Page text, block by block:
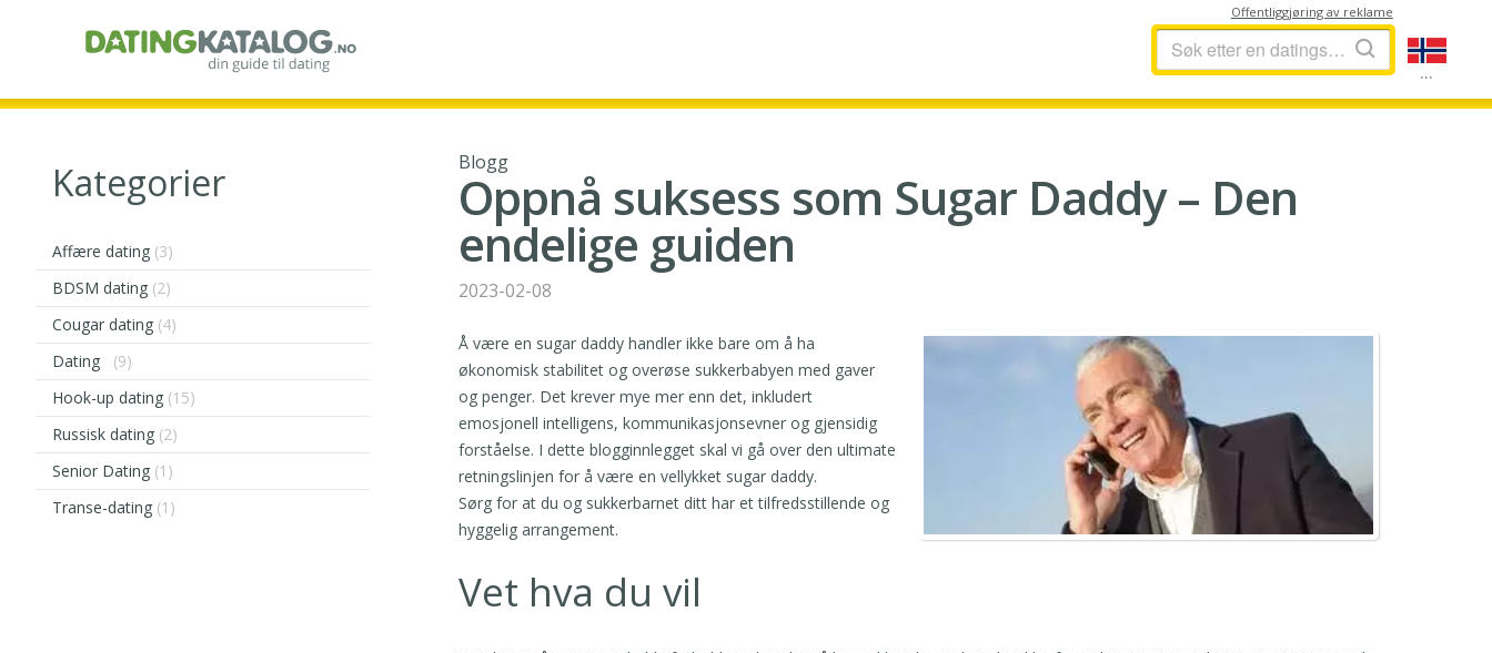
...
Offentliggjøring av reklame
Kategorier
Affære dating (3)
BDSM dating (2)
Cougar dating (4)
Dating
(9)
Hook-up dating (15)
Russisk dating (2)
Senior Dating (1)
Transe-dating (1)
Blogg
Oppnå suksess som Sugar Daddy – Den
endelige guiden
2023-02-08
Å være en sugar daddy handler ikke bare om å ha
økonomisk stabilitet og overøse sukkerbabyen med gaver
og penger. Det krever mye mer enn det, inkludert
emosjonell intelligens, kommunikasjonsevner og gjensidig
forståelse. I dette blogginnlegget skal vi gå over den ultimate
retningslinjen for å være en vellykket sugar daddy.
Sørg for at du og sukkerbarnet ditt har et tilfredsstillende og
hyggelig arrangement.
Vet hva du vil